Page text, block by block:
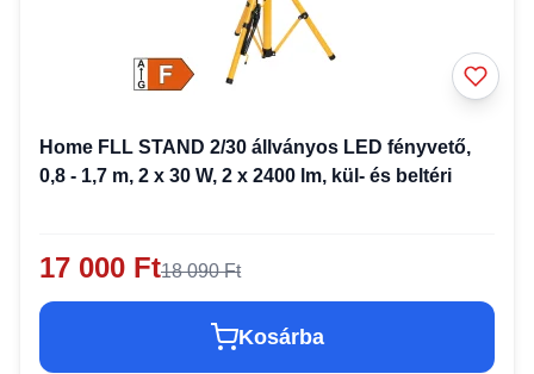
Home FLL STAND 2/30 állványos LED fényvető,
0,8 - 1,7 m, 2 x 30 W, 2 x 2400 lm, kül- és beltéri
17 000 Ft18 090 Ft
Kosárba